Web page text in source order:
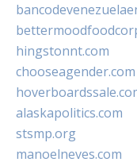
hingstonnt.com
chooseagender.com
alaskapolitics.com
stsmp.org
manoelneves.com